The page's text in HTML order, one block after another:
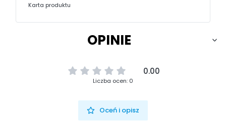
Karta produktu
OPINIE
0.00
Liczba ocen: 0
Oceń i opisz